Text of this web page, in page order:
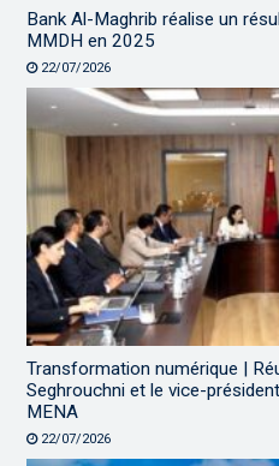
Bank Al-Maghrib réalise un
MMDH en 2025
22/07/2026
Transformation numérique |
Seghrouchni et le vice-
MENA
22/07/2026